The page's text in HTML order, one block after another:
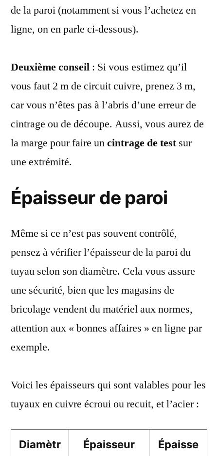
de la paroi (notamment si vous l’achetez en
ligne, on en parle ci-dessous).
Deuxième conseil : Si vous estimez qu’il
vous faut 2 m de circuit cuivre, prenez 3 m,
car vous n’êtes pas à l’abris d’une erreur de
cintrage ou de découpe. Aussi, vous aurez de
la marge pour faire uncintrage de testsur
une extrémité.
Épaisseur de paroi
Même si ce n’est pas souvent contrôlé,
pensez à vérifier l’épaisseur de la paroi du
tuyau selon son diamètre. Cela vous assure
une sécurité, bien que les magasins de
bricolage vendent du matériel aux normes,
attention aux « bonnes affaires » en ligne par
exemple.
Voici les épaisseurs qui sont valables pour les
tuyaux en cuivre écroui ou recuit, et l’acier :
Diamètr
Épaisseur
Épaisse